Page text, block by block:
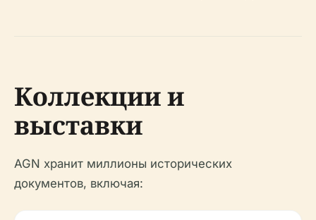
Коллекции и
выставки
AGN хранит миллионы исторических
документов, включая: